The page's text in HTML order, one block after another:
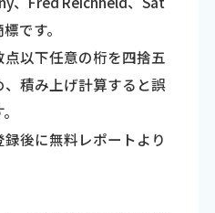
です。
以下任意の桁を四捨五
積み上げ計算すると誤
後に無料レポートより